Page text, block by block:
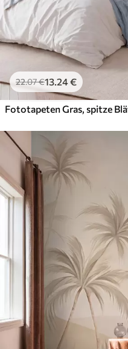
22.07€13.24€
Fototapeten Gras, spitze